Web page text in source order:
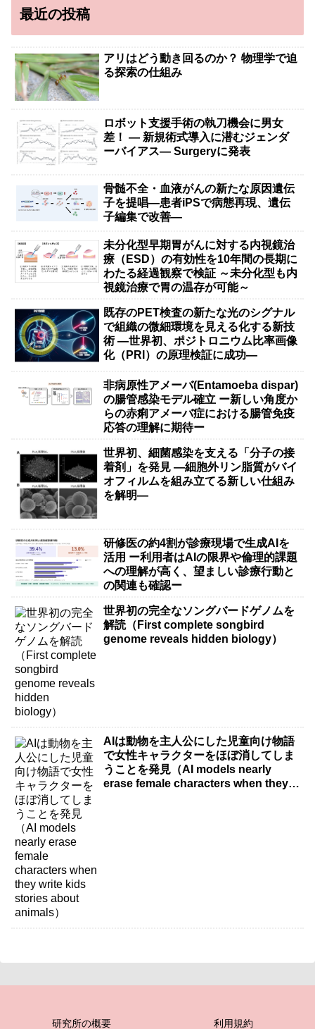
最近の投稿
アリはどう動き回るのか？ 物理学で迫
る探索の仕組み
ロボット支援手術の執刀機会に男女
差！ — 新規術式導入に潜むジェンダ
ーバイアス— Surgeryに発表
骨髄不全・血液がんの新たな原因遺伝
子を提唱―患者iPSで病態再現、遺伝
子編集で改善―
未分化型早期胃がんに対する内視鏡治
療（ESD）の有効性を10年間の長期に
わたる経過観察で検証 ～未分化型も内
視鏡治療で胃の温存が可能～
既存のPET検査の新たな光のシグナル
で組織の微細環境を見える化する新技
術 ―世界初、ポジトロニウム比率画像
化（PRI）の原理検証に成功―
非病原性アメーバ(Entamoeba dispar)
の腸管感染モデル確立 ー新しい角度か
らの赤痢アメーバ症における腸管免疫
応答の理解に期待ー
世界初、細菌感染を支える「分子の接
着剤」を発見 ―細胞外リン脂質がバイ
オフィルムを組み立てる新しい仕組み
を解明―
研修医の約4割が診療現場で生成AIを
活用 ー利用者はAIの限界や倫理的課題
への理解が高く、望ましい診療行動と
の関連も確認ー
世界初の完全なソングバードゲノムを
解読（First complete songbird
genome reveals hidden biology）
AIは動物を主人公にした児童向け物語
で女性キャラクターをほぼ消してしま
うことを発見（AI models nearly
erase female characters when they
研究所の概要 利用規約